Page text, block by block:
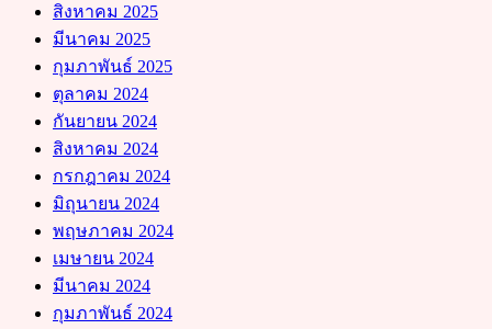
สิงหาคม 2025
มีนาคม 2025
กุมภาพันธ์ 2025
ตุลาคม 2024
กันยายน 2024
สิงหาคม 2024
กรกฎาคม 2024
มิถุนายน 2024
พฤษภาคม 2024
เมษายน 2024
มีนาคม 2024
กุมภาพันธ์ 2024